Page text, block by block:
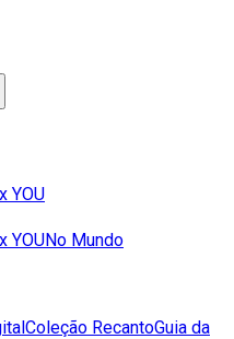
YOU
YOUNo Mundo
Coleção RecantoGuia da